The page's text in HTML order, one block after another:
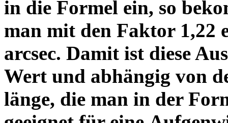
in die Formel ein, so
man mit den Faktor 1,22
arcsec. Damit ist diese
Wert und abhängig von
länge, die man in der